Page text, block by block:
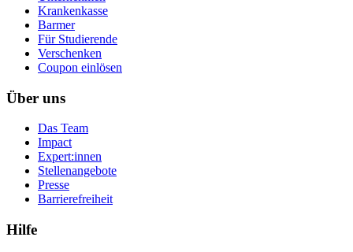
Krankenkasse
Barmer
Für Studierende
Ver­schen­ken
Coupon einlösen
Über uns
Das Team
Impact
Expert:innen
Stellenangebote
Presse
Barrierefreiheit
Hilfe